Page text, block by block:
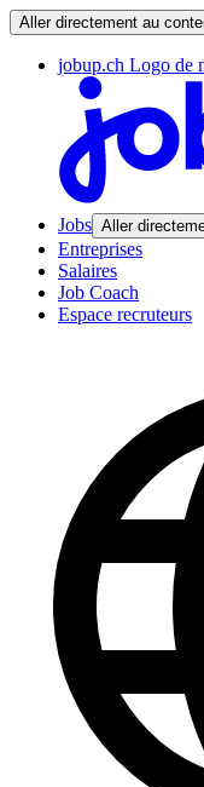
Aller directement au
jobup.ch Logo de
Jobs Aller
Entreprises
Salaires
Job Coach
Espace recruteurs